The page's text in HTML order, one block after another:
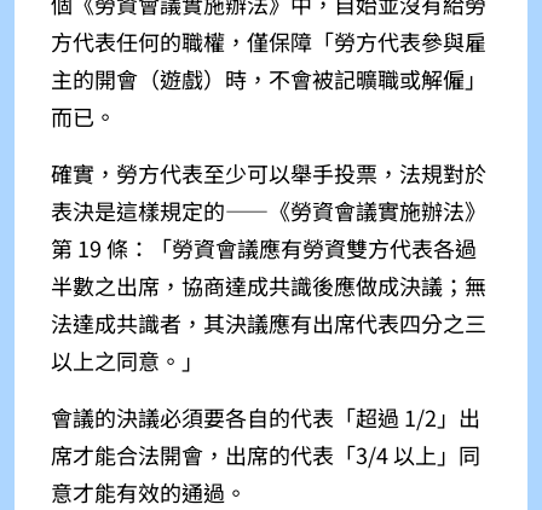
方代表任何的職權，僅保障「勞方代表參與雇
主的開會（遊戲）時，不會被記曠職或解僱」
而已。
確實，勞方代表至少可以舉手投票，法規對於
表決是這樣規定的—— 《勞資會議實施辦法》
第 19 條：
「勞資會議應有勞資雙方代表各過
半數之出席，協商達成共識後應做成決議；無
法達成共識者，其決議應有出席代表四分之三
以上之同意 。 」
會議的決議必須要各自的代表「超過 1/2」出
席才能合法開會，出席的代表「3/4 以上」同
意才能有效的通過。